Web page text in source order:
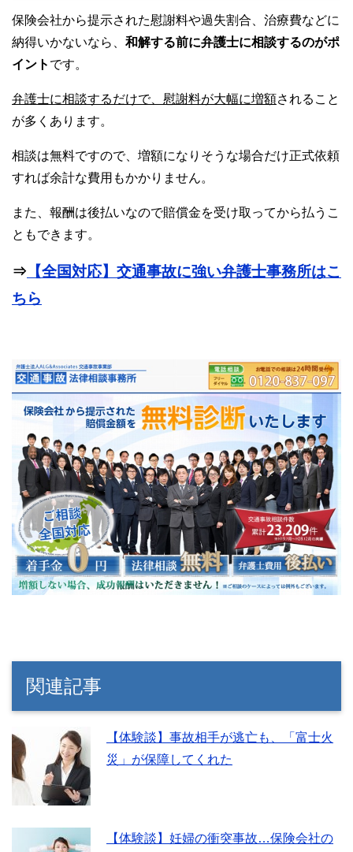
保険会社から提示された慰謝料や過失割合、治療費などに
納得いかないなら、 和解する前に弁護士に相談するのがポ
イント です。
弁護士に相談するだけで、慰謝料が大幅に増額されること
が多くあります。
相談は無料ですので、増額になりそうな場合だけ正式依頼
すれば余計な費用もかかりません。
また、報酬は後払いなので賠償金を受け取ってから払うこ
ともできます。
⇒ 【全国対応】交通事故に強い弁護士事務所はこ
ちら
関連記事
【体験談】事故相手が逃亡も、「富士火
災」が保障してくれた
【体験談】妊婦の衝突事故…保険会社の